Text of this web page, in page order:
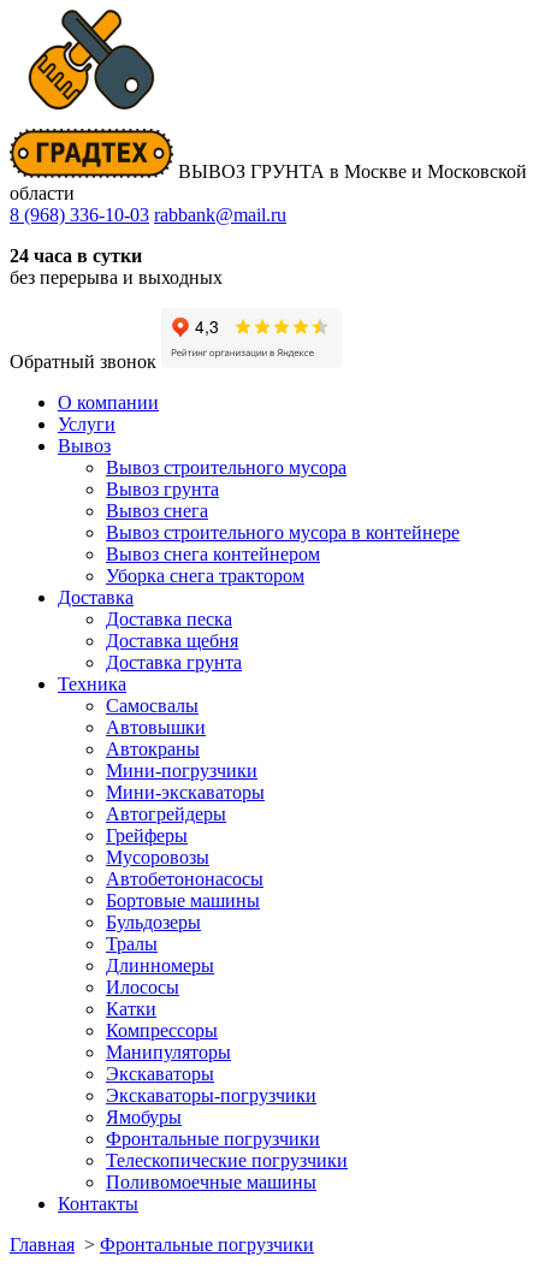
ВЫВОЗ ГРУНТА в Москве и Московской
области
8 (968) 336-10-03 rabbank@mail.ru
24 часа в сутки
без перерыва и выходных
Обратный звонок
О компании
Услуги
Вывоз
Вывоз строительного мусора
Вывоз грунта
Вывоз снега
Вывоз строительного мусора в контейнере
Вывоз снега контейнером
Уборка снега трактором
Доставка
Доставка песка
Доставка щебня
Доставка грунта
Техника
Самосвалы
Автовышки
Автокраны
Мини-погрузчики
Мини-экскаваторы
Автогрейдеры
Грейферы
Мусоровозы
Автобетононасосы
Бортовые машины
Бульдозеры
Тралы
Длинномеры
Илососы
Катки
Компрессоры
Манипуляторы
Экскаваторы
Экскаваторы-погрузчики
Ямобуры
Фронтальные погрузчики
Телескопические погрузчики
Поливомоечные машины
Контакты
Главная > Фронтальные погрузчики